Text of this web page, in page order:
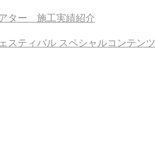
ター 施工実績紹介
スティバル スペシャルコンテンツ